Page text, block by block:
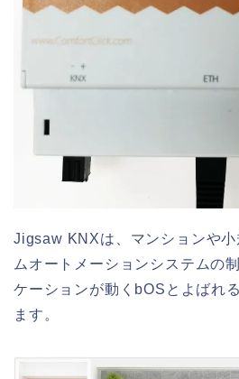
Jigsaw KNXは、マンションや
ムオートメーションシステムの
ケーションが動くbOSとよばれ
ます。